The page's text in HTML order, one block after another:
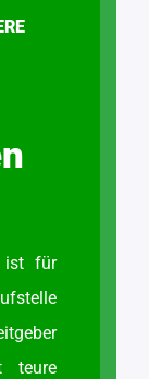
ist für
teure